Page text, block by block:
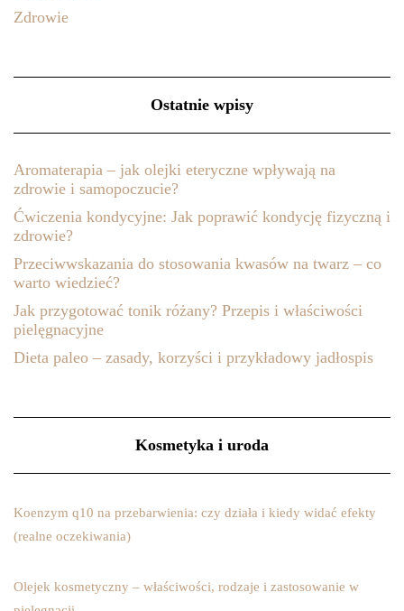
Zdrowie
Ostatnie wpisy
Aromaterapia – jak olejki eteryczne wpływają na
zdrowie i samopoczucie?
Ćwiczenia kondycyjne: Jak poprawić kondycję fizyczną i
zdrowie?
Przeciwwskazania do stosowania kwasów na twarz – co
warto wiedzieć?
Jak przygotować tonik różany? Przepis i właściwości
pielęgnacyjne
Dieta paleo – zasady, korzyści i przykładowy jadłospis
Kosmetyka i uroda
Koenzym q10 na przebarwienia: czy działa i kiedy widać efekty
(realne oczekiwania)
Olejek kosmetyczny – właściwości, rodzaje i zastosowanie w